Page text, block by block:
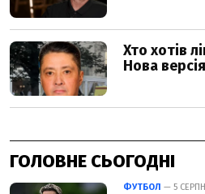
ГОЛОВНЕ СЬОГОДНІ
ФУТБОЛ — 5